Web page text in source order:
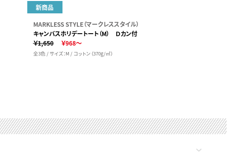
新商品
MARKLESS STYLE（マークレススタイル）
キャンバスホリデートート（M） Ｄカン付
￥1,650
￥968～
全3色 / サイズ：M / コットン（370g/㎡）